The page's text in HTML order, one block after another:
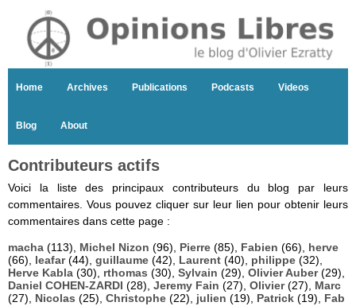
Home Archives Publications Podcasts Videos
Blog About
Contributeurs actifs
Voici la liste des principaux contributeurs du blog par leurs
commentaires. Vous pouvez cliquer sur leur lien pour obtenir leurs
commentaires dans cette page :
macha (113), Michel Nizon (96), Pierre (85), Fabien (66), herve
(66), leafar(44), guillaume (42), Laurent (40), philippe (32),
Herve Kabla (30), rthomas (30), Sylvain (29), Olivier Auber(29),
Daniel COHEN-ZARDI (28), Jeremy Fain (27), Olivier(27), Marc
(27), Nicolas (25), Christophe (22), julien (19), Patrick (19), Fab